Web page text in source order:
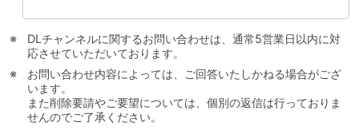
DLチャンネルに関するお問い合わせは、通常5営業日以内に対
応させていただいております。
お問い合わせ内容によっては、ご回答いたしかねる場合がござ
います。
また削除要請やご要望については、個別の返信は行っておりま
せんのでご了承ください。